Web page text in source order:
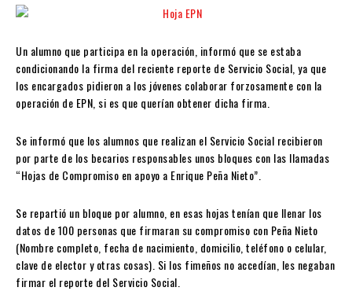
Un alumno que participa en la operación, informó que se estaba
condicionando la firma del reciente reporte de Servicio Social, ya que
los encargados pidieron a los jóvenes colaborar forzosamente con la
operación de EPN, si es que querían obtener dicha firma.
Se informó que los alumnos que realizan el Servicio Social recibieron
por parte de los becarios responsables unos bloques con las llamadas
“Hojas de Compromiso en apoyo a Enrique Peña Nieto”.
Se repartió un bloque por alumno, en esas hojas tenían que llenar los
datos de 100 personas que firmaran su compromiso con Peña Nieto
(Nombre completo, fecha de nacimiento, domicilio, teléfono o celular,
clave de elector y otras cosas). Si los fimeños no accedían, les negaban
firmar el reporte del Servicio Social.